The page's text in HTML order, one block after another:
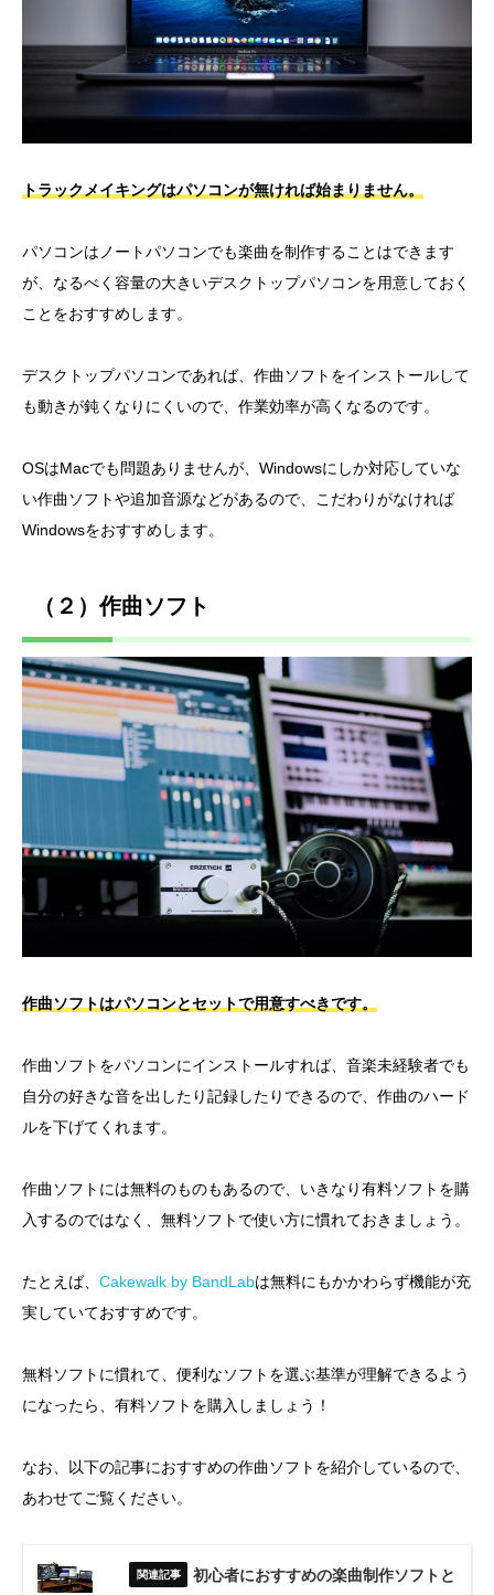
トラックメイキングはパソコンが無ければ始まりません。
パソコンはノートパソコンでも楽曲を制作することはできます
が、なるべく容量の大きいデスクトップパソコンを用意しておく
ことをおすすめします。
デスクトップパソコンであれば、作曲ソフトをインストールして
も動きが鈍くなりにくいので、作業効率が高くなるのです。
OSはMacでも問題ありませんが、Windowsにしか対応していな
い作曲ソフトや追加音源などがあるので、こだわりがなければ
Windowsをおすすめします。
（２）作曲ソフト
作曲ソフトはパソコンとセットで用意すべきです。
作曲ソフトをパソコンにインストールすれば、音楽未経験者でも
自分の好きな音を出したり記録したりできるので、作曲のハード
ルを下げてくれます。
作曲ソフトには無料のものもあるので、いきなり有料ソフトを購
入するのではなく、無料ソフトで使い方に慣れておきましょう。
たとえば、 Cakewalk by BandLabは無料にもかかわらず機能が充
実していておすすめです。
無料ソフトに慣れて、便利なソフトを選ぶ基準が理解できるよう
になったら、有料ソフトを購入しましょう！
なお、以下の記事におすすめの作曲ソフトを紹介しているので、
あわせてご覧ください。
初心者におすすめの楽曲制作ソフトと